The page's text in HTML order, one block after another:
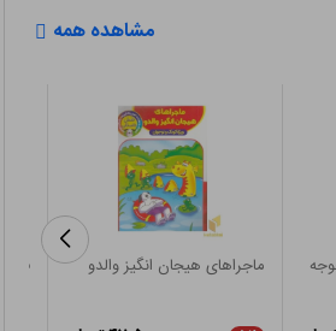
مشاهده همه
ماجراهای هیجان انگیز والدو